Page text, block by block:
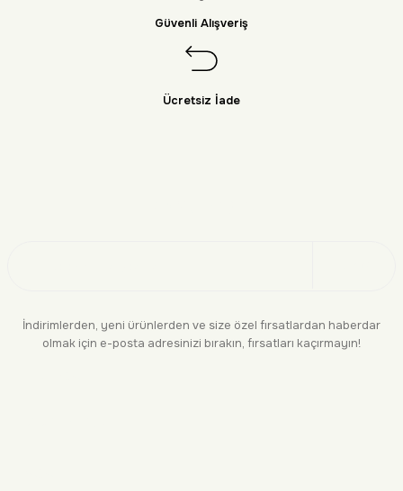
Güvenli Alışveriş
Ücretsiz İade
İndirimlerden, yeni ürünlerden ve size özel fırsatlardan haberdar
olmak için e-posta adresinizi bırakın, fırsatları kaçırmayın!